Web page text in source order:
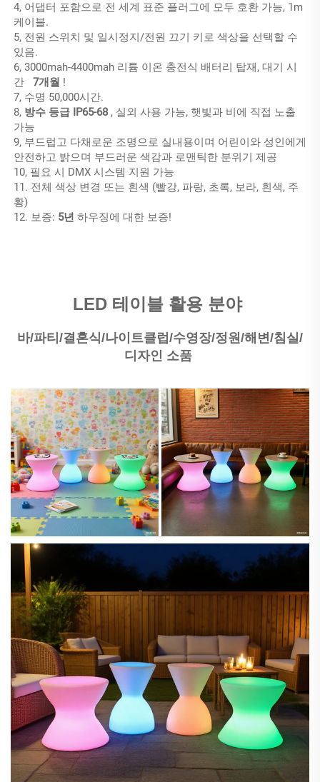
4, 어댑터 포함으로 전 세계 표준 플러그에 모두 호환 가능, 1m
케이블.
5, 전원 스위치 및 일시정지/전원 끄기 키로 색상을 선택할 수
있음.
6, 3000mah-4400mah 리튬 이온 충전식 배터리 탑재, 대기 시
간 7개월 !
7, 수명 50,000시간.
8, 방수 등급 IP65-68 , 실외 사용 가능, 햇빛과 비에 직접 노출
가능
9, 부드럽고 다채로운 조명으로 실내용이며 어린이와 성인에게
안전하고 밝으며 부드러운 색감과 로맨틱한 분위기 제공
10, 필요 시 DMX 시스템 지원 가능
11. 전체 색상 변경 또는 흰색 (빨강, 파랑, 초록, 보라, 흰색, 주
황)
12. 보증: 5년 하우징에 대한 보증!
LED 테이블 활용 분야
바/파티/결혼식/나이트클럽/수영장/정원/해변/침실/
디자인 소품